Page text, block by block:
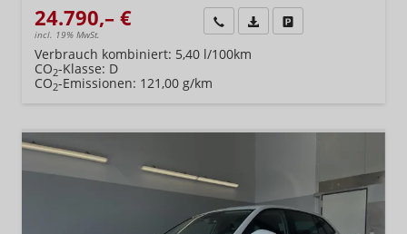
24.790,– €
incl. 19% MwSt.
Wir rufen Sie anFahrzeugexposé (PDF)
Verbrauch kombiniert: 5,40 l/100km
CO2-Klasse: D
CO2-Emissionen: 121,00 g/km